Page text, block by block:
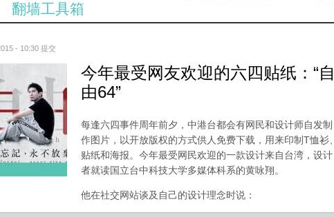
翻墙工具箱
- 10:30 提交
今年最受网友欢迎的六四贴纸：“自
由64”
每逢六四事件周年前夕，中港台都会有网民和设计师自发制
作图片，以开放版权的方式供人免费下载，用来印制T恤衫、
贴纸和海报。今年最受网民欢迎的一款设计来自台湾，设计
者就读国立台中科技大学多媒体科系的黄咏翔。
他在社交网站谈及自己的设计理念时说：